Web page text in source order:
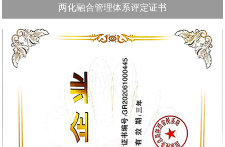
两化融合管理体系评定证书